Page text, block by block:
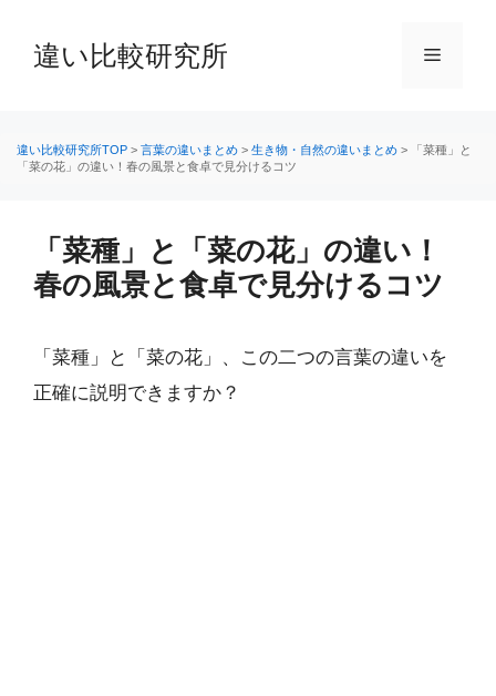
へ
違い比較研究所 メ
違い比較研究所TOP > 言葉の違いまとめ > 生き物・自然の違いまとめ >
「菜種」と
「菜の花」の違い！春の風景と食卓で見分けるコツ
「菜種」と「菜の花」の違い！
春の風景と食卓で見分けるコツ
「菜種」と「菜の花」、この二つの言葉の違いを
正確に説明できますか？